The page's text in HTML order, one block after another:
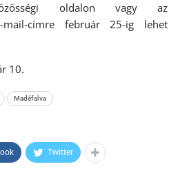
oldalon vagy az
címre február 25-ig lehet
10.
Madéfalva
Twitter